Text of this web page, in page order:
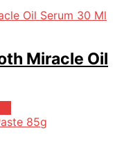
Miracle Oil